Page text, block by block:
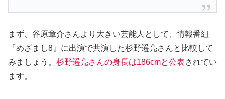
まず、谷原章介さんより大きい芸能人として、情報番組
『めざまし8』に出演で共演した杉野遥亮さんと比較して
みましょう。 杉野遥亮さんの身長は186cmと公表されてい
ます。